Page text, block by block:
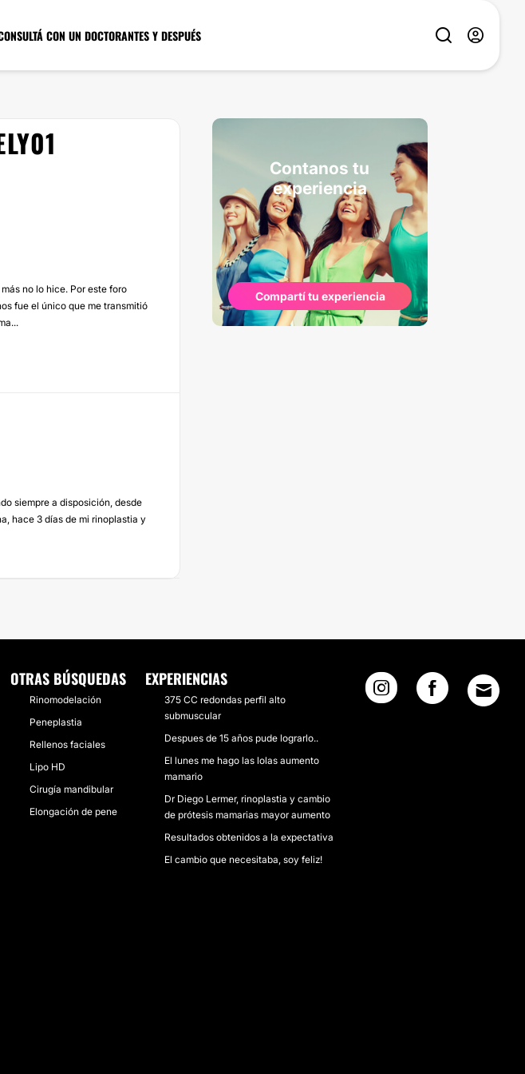
CON UN DOCTORANTES Y DESPUÉS
no lo hice. Por este foro
fue el único que me transmitió
siempre a disposición, desde
hace 3 días de mi rinoplastia y
Contanos tu
experiencia
Compartí tu experiencia
OTRAS BÚSQUEDAS
Rinomodelación
Peneplastia
Rellenos faciales
Lipo HD
Cirugía mandibular
Elongación de pene
EXPERIENCIAS
375 CC redondas perfil alto
submuscular
Despues de 15 años pude lograrlo..
El lunes me hago las lolas aumento
mamario
Dr Diego Lermer, rinoplastia y cambio
de prótesis mamarias mayor aumento
Resultados obtenidos a la expectativa
El cambio que necesitaba, soy feliz!